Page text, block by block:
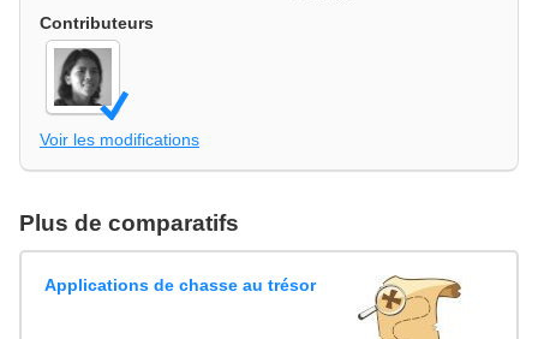
Contributeurs
Voir les modifications
Plus de comparatifs
Applications de chasse au trésor